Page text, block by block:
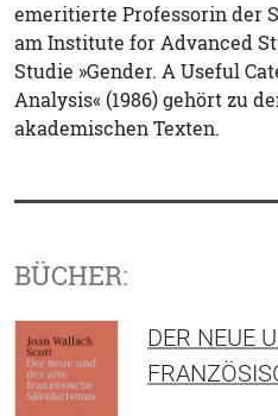
emeritierte Professorin der
am Institute for Advanced
Studie »Gender. A Useful
Analysis« (1986) gehört zu
akademischen Texten.
BÜCHER:
DER NEUE